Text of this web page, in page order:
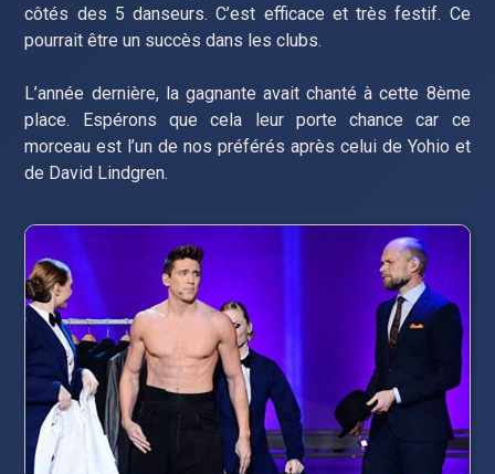
côtés des 5 danseurs. C’est efficace et très festif. Ce
pourrait être un succès dans les clubs.
L’année dernière, la gagnante avait chanté à cette 8ème
place. Espérons que cela leur porte chance car ce
morceau est l’un de nos préférés après celui de Yohio et
de David Lindgren.